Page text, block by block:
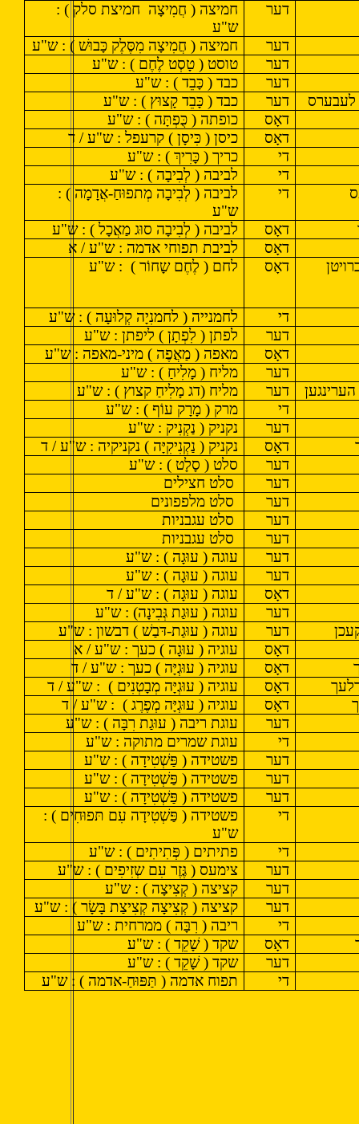
חמיצה ( חֲמִיצָה חמיצת סלק ) :
ש"ע
דער
חמיצה ( חֲמִיצָה מִסֶּלֶק כָּבוּשׁ ) : ש"ע
דער
טוסט ( טָסְט לֶחֶם ) : ש"ע
דער
כבד ( כָּבֵד ) : ש"ע
דער
כבד ( כָּבֵד קָצוּץ ) : ש"ע
דער
כופתה ( כֻּפְתָּה ) : ש"ע
דאָס
כיסן ( כִּיסָן ) קרעפל : ש"ע / ד
דאָס
כריך ( כָּרִיךְ ) : ש"ע
די
לביבה ( לְבִיבָה ) : ש"ע
די
לביבה ( לְבִיבָה מְתפוּחַ-אֲדָמָה ) :
ש"ע
די
לביבה ( לְבִיבָה סוּג מַאֲכָל ) : ש"ע דאָס
לביבת תפוחי אדמה : ש"ע / א
דאָס
לחם ( לֶחֶם שָחוֹר ) : ש"ע דאָס
לחמנייה ( לחמנִיָה קְלוּעָה ) : ש"ע
די
לפתן ( לִפְתָן ) ליפתן : ש"ע
דער
מאפה ( מַאֲפֶה ) מיני-מאפה : ש"ע
דאָס
מליח ( מָלִיחַ ) : ש"ע
דער
מליח (דג מָלִיחַ קצוץ ) : ש"ע
דער
מרק ( מָרָק עוֹף ) : ש"ע
די
נקניק ( נַקְנִיק : ש"ע
דער
נקניק ( נַקְנִיקִיָּה ) נקניקיה : ש"ע / ד
דאָס
סלט ( סָלָט ) : ש"ע
דער
סלט חצילים
דער
סלט מלפפונים
דער
סלט עגבניות
דער
סלט עגבניות
דער
עוגה ( עוּגָה ) : ש"ע
דער
עוגה ( עוּגָה ) : ש"ע
דער
עוגה ( עוּגָה ) : ש"ע / ד
דאָס
עוגה ( עוּגַת גְּבִינָה) : ש"ע
דער
עוגה ( עוּגַת-דּבַשׁ ) דבשון : ש"ע
דער
עוגיה ( עוּגָה ) כעך : ש"ע / א
דאָס
עוגיה ( עוּגְיָּה ) כעך : ש"ע / ד
דאָס
עוגיה ( עוּגְיָּה מְבָטְנִים ) : ש"ע / ד דאָס
עוגיה ( עוּגְיָּה מְפֶרֶג ) : ש"ע / ד דאָס
עוגת ריבה ( עוּגַת רִבָּה ) : ש"ע
דער
עוגת שמרים מתוקה : ש"ע
די
פשטידה ( פַּשְׁטִידָה ) : ש"ע
דער
פשטידה ( פַּשְׁטִידָה ) : ש"ע
דער
פשטידה ( פַּשְׁטִידָה ) : ש"ע
דער
פשטידה ( פַּשְׁטִידָה עִם תּפוּחִים ) :
ש"ע
די
פתיתים ( פְּתִיתִים ) : ש"ע
די
צימעס ( גֶּזֶר עִם שְזִיפִים ) : ש"ע
דער
קציצה ( קְצִיצָה ) : ש"ע
דער
קציצה ( קְצִיצָה קְצִיצַת בָּשָׂר ) : ש"ע
דער
ריבה ( רִבָּה ) ממרחית : ש"ע
די
שקד ( שָׁקֵד ) : ש"ע
דאָס
שקד ( שָׁקֵד ) : ש"ע
דער
תפוח אדמה ( תַּפּוּחַ-אדמה ) : ש"ע
די